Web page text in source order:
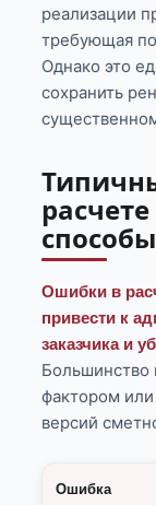
реализации
требующая
Однако это
сохранить
Ошибки в
привести к
заказчика и
Большинство
фактором
версий
Ошибка